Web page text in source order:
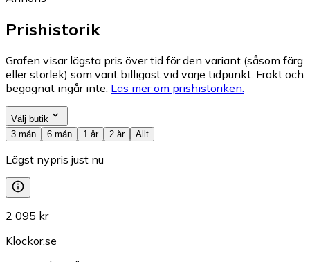
Prishistorik
Grafen visar lägsta pris över tid för den variant (såsom färg
eller storlek) som varit billigast vid varje tidpunkt. Frakt och
begagnat ingår inte. Läs mer om prishistoriken.
Välj butik
3 mån
6 mån 1 år 2 år Allt
Lägst nypris just nu
2 095 kr
Klockor.se